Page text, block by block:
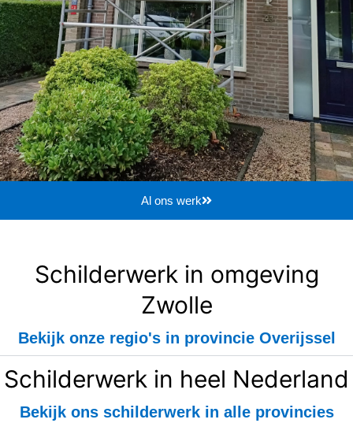
Al ons werk
Schilderwerk in omgeving
Zwolle
Bekijk onze regio's in provincie Overijssel
Schilderwerk in heel Nederland
Bekijk ons schilderwerk in alle provincies